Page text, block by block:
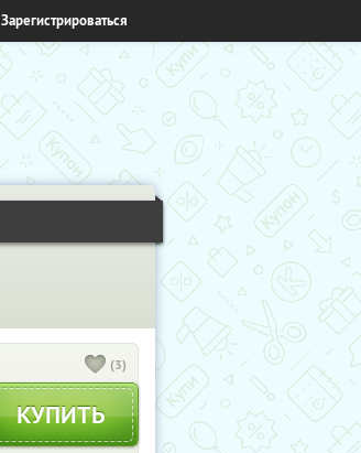
Зарегистрироваться
(3)